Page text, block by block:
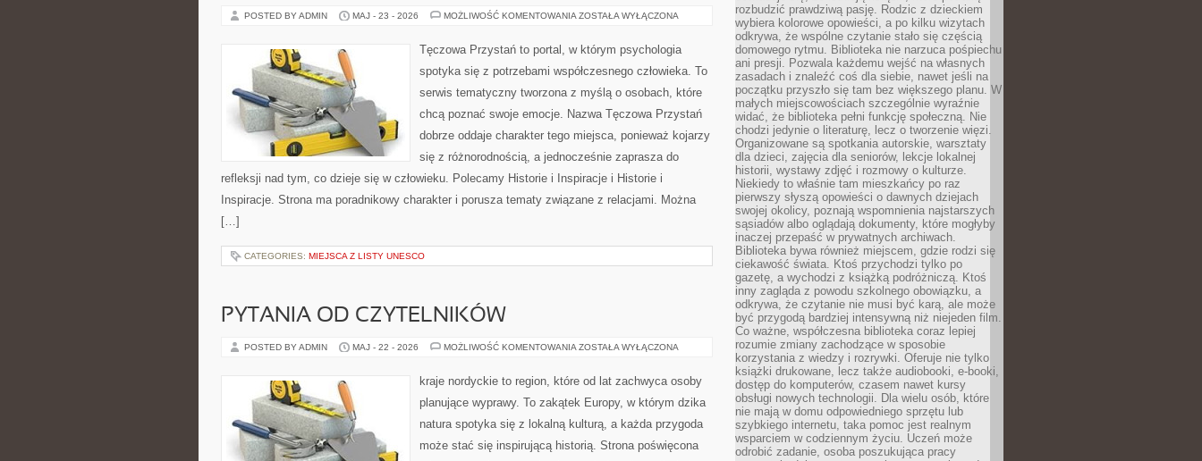
POSTED BY ADMIN MAJ - 23 - 2026 MOŻLIWOŚĆ KOMENTOWANIA HISTORIE
ZOSTAŁA WYŁĄCZONA
Tęczowa Przystań to portal, w którym psychologia
spotyka się z potrzebami współczesnego człowieka. To
serwis tematyczny tworzona z myślą o osobach, które
chcą poznać swoje emocje. Nazwa Tęczowa Przystań
dobrze oddaje charakter tego miejsca, ponieważ kojarzy
się z różnorodnością, a jednocześnie zaprasza do
refleksji nad tym, co dzieje się w człowieku. Polecamy Historie i Inspiracje i Historie i
Inspiracje. Strona ma poradnikowy charakter i porusza tematy związane z relacjami. Można
[…]
CATEGORIES: MIEJSCA Z LISTY UNESCO
PYTANIA OD CZYTELNIKÓW
POSTED BY ADMIN MAJ - 22 - 2026 MOŻLIWOŚĆ KOMENTOWANIA PYTANIA
ZOSTAŁA WYŁĄCZONA
kraje nordyckie to region, które od lat zachwyca osoby
planujące wyprawy. To zakątek Europy, w którym dzika
natura spotyka się z lokalną kulturą, a każda przygoda
może stać się inspirującą historią. Strona poświęcona
rozbudzić prawdziwą pasję. Rodzic z dzieckiem
wybiera kolorowe opowieści, a po kilku wizytach
odkrywa, że wspólne czytanie stało się częścią
domowego rytmu. Biblioteka nie narzuca pośpiechu
ani presji. Pozwala każdemu wejść na własnych
zasadach i znaleźć coś dla siebie, nawet jeśli na
początku przyszło się tam bez większego planu. W
małych miejscowościach szczególnie wyraźnie
widać, że biblioteka pełni funkcję społeczną. Nie
chodzi jedynie o literaturę, lecz o tworzenie więzi.
Organizowane są spotkania autorskie, warsztaty
dla dzieci, zajęcia dla seniorów, lekcje lokalnej
historii, wystawy zdjęć i rozmowy o kulturze.
Niekiedy to właśnie tam mieszkańcy po raz
pierwszy słyszą opowieści o dawnych dziejach
swojej okolicy, poznają wspomnienia najstarszych
sąsiadów albo oglądają dokumenty, które mogłyby
inaczej przepaść w prywatnych archiwach.
Biblioteka bywa również miejscem, gdzie rodzi się
ciekawość świata. Ktoś przychodzi tylko po
gazetę, a wychodzi z książką podróżniczą. Ktoś
inny zagląda z powodu szkolnego obowiązku, a
odkrywa, że czytanie nie musi być karą, ale może
być przygodą bardziej intensywną niż niejeden film.
Co ważne, współczesna biblioteka coraz lepiej
rozumie zmiany zachodzące w sposobie
korzystania z wiedzy i rozrywki. Oferuje nie tylko
książki drukowane, lecz także audiobooki, e-booki,
dostęp do komputerów, czasem nawet kursy
obsługi nowych technologii. Dla wielu osób, które
nie mają w domu odpowiedniego sprzętu lub
szybkiego internetu, taka pomoc jest realnym
wsparciem w codziennym życiu. Uczeń może
odrobić zadanie, osoba poszukująca pracy